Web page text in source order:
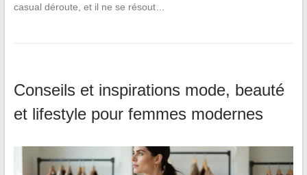
casual déroute, et il ne se résout…
Conseils et inspirations mode, beauté
et lifestyle pour femmes modernes